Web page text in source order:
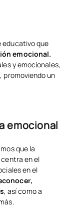
educativo que
emocional.
y emocionales,
promoviendo un
emocional
que la
en el
en el
, así como a